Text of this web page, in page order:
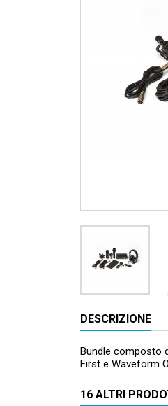
DESCRIZIONE
Bundle composto
First e Waveform
16 ALTRI